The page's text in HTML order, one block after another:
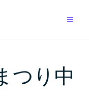
つり中